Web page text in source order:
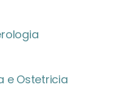
e Ostetricia